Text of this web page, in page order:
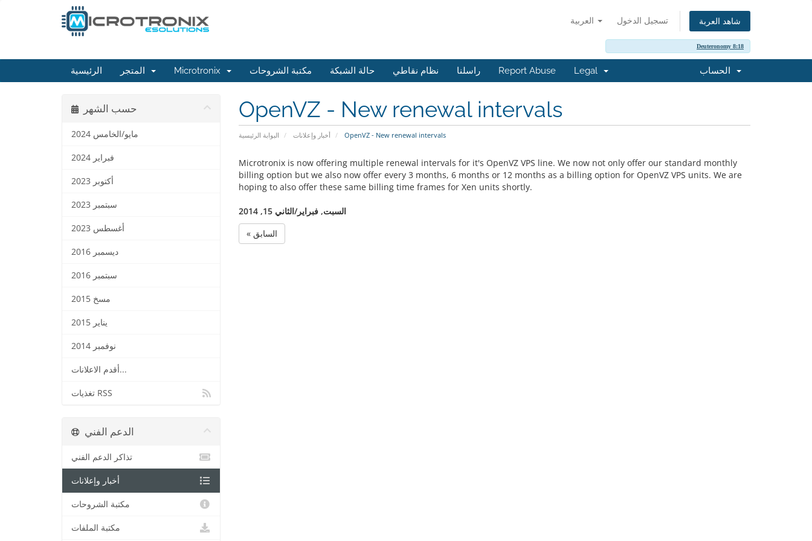
تسجيل الدخول شاهد العربة
Deuteronomy 8:18
الرئيسية Microtronix مكتبة الشروحات حالة الشبكة نظام نقاطي راسلنا Report Abuse Legal
OpenVZ - New renewal intervals
البوابة الرئيسية أخبار وإعلانات OpenVZ - New renewal intervals
حسب الشهر
مايو/الخامس 2024
فبراير 2024
أكتوبر 2023
سبتمبر 2023
أغسطس 2023
ديسمبر 2016
سبتمبر 2016
مسخ 2015
يناير 2015
نوفمبر 2014
أقدم الاعلانات...
تغذيات RSS
Microtronix is now offering multiple renewal intervals for it's OpenVZ VPS line. We now not only offer our standard monthly
billing option but we also now offer every 3 months, 6 months or 12 months as a billing option for OpenVZ VPS units. We are
hoping to also offer these same billing time frames for Xen units shortly.
السبت, فبراير/الثاني 15, 2014
« السابق
الدعم الفني
تذاكر الدعم الفني
أخبار وإعلانات
مكتبة الشروحات
مكتبة الملفات